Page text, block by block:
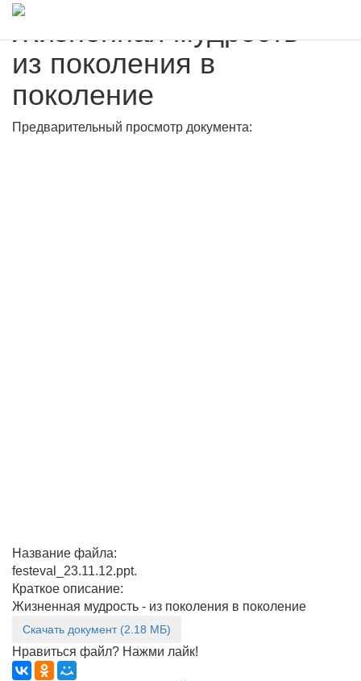
Жизненная мудрость -
из поколения в
поколение
Предварительный просмотр документа:
Название файла:
festeval_23.11.12.ppt.
Краткое описание:
Жизненная мудрость - из поколения в поколение
Скачать документ (2.18 МБ)
Нравиться файл? Нажми лайк!